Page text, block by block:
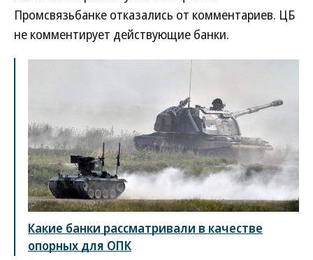
Промсвязьбанке отказались от комментариев. ЦБ
не комментирует действующие банки.
Какие банки рассматривали в качестве
опорных для ОПК